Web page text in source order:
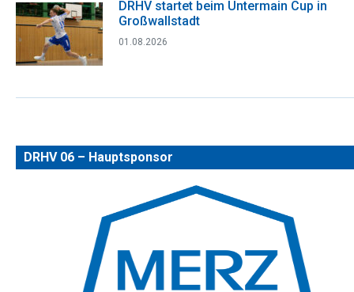
DRHV startet beim Untermain Cup in
Großwallstadt
01.08.2026
DRHV 06 – Hauptsponsor